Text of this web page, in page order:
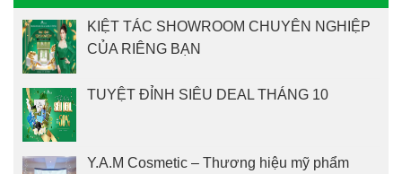
KIỆT TÁC SHOWROOM CHUYÊN NGHIỆP
CỦA RIÊNG BẠN
TUYỆT ĐỈNH SIÊU DEAL THÁNG 10
Y.A.M Cosmetic – Thương hiệu mỹ phẩm